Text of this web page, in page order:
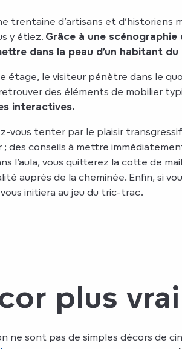
trentaine d’artisans et
y étiez. Grâce à une
dans la peau d’un habitant du
étage, le visiteur pénètre dans le
des éléments de mobilier
interactives.
vous tenter par le plaisir
; des conseils à mettre
l’aula, vous quitterez la cotte de
auprès de la cheminée. Enfin, si
initiera au jeu du tric-trac.
plus
ne sont pas de simples décors de